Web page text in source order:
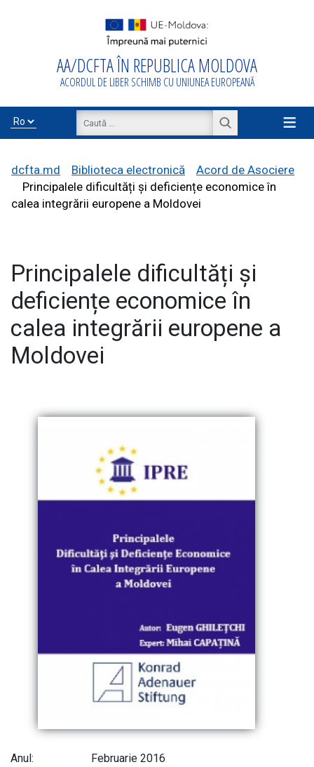
AA/DCFTA ÎN REPUBLICA MOLDOVA
ACORDUL DE LIBER SCHIMB CU UNIUNEA EUROPEANĂ
≡
Proiecte de
asistență
E-Bibliotecă
Contacte
dcfta.md Biblioteca electronică
Acord de Asociere
Principalele dificultăți și deficiențe economice în
calea integrării europene a Moldovei
Principalele dificultăți și
deficiențe economice în
calea integrării europene a
Moldovei
Anul:
Februarie 2016